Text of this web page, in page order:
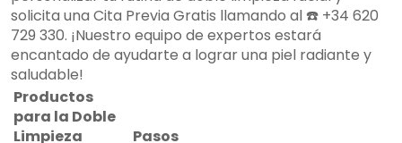
solicita una Cita Previa Gratis llamando al ☎️ +34 620
729 330. ¡Nuestro equipo de expertos estará
encantado de ayudarte a lograr una piel radiante y
saludable!
Productos
para la Doble
Limpieza
Pasos